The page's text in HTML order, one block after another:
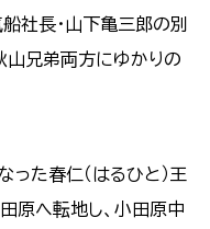
社長・山下亀三郎の別
山兄弟両方にゆかりの
た春仁（はるひと）王
原へ転地し、小田原中